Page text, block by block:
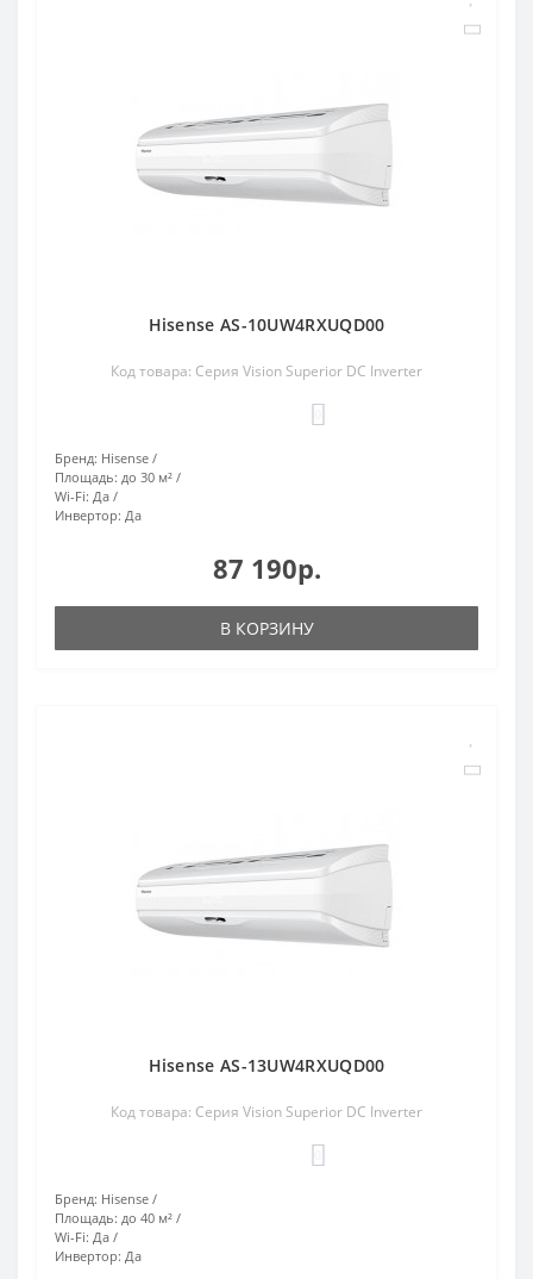
Hisense AS-10UW4RXUQD00
Код товара: Серия Vision Superior DC Inverter
Бренд: Hisense
Площадь: до 30 м²
Wi-Fi: Да
Инвертор: Да
87 190р.
В КОРЗИНУ
Hisense AS-13UW4RXUQD00
Код товара: Серия Vision Superior DC Inverter
Бренд: Hisense
Площадь: до 40 м²
Wi-Fi: Да
Инвертор: Да